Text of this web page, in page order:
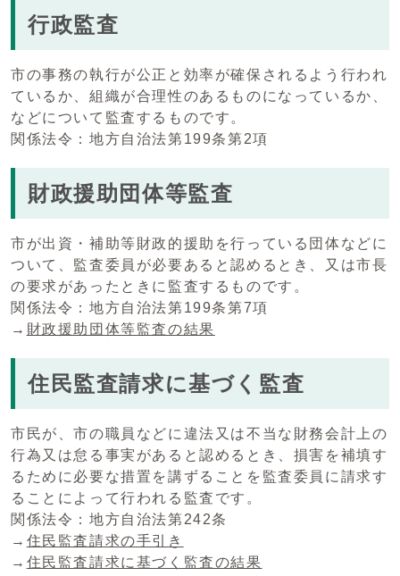
行政監査
市の事務の執行が公正と効率が確保されるよう行われ
ているか、組織が合理性のあるものになっているか、
などについて監査するものです。
関係法令：地方自治法第199条第2項
財政援助団体等監査
市が出資・補助等財政的援助を行っている団体などに
ついて、監査委員が必要あると認めるとき、又は市長
の要求があったときに監査するものです。
関係法令：地方自治法第199条第7項
→ 財政援助団体等監査の結果
住民監査請求に基づく監査
市民が、市の職員などに違法又は不当な財務会計上の
行為又は怠る事実があると認めるとき、損害を補填す
るために必要な措置を講ずることを監査委員に請求す
ることによって行われる監査です。
関係法令：地方自治法第242条
→ 住民監査請求の手引き
→ 住民監査請求に基づく監査の結果